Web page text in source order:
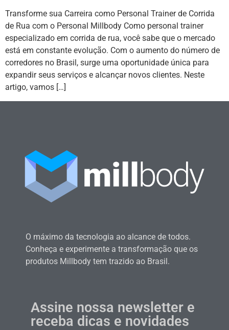
Transforme sua Carreira como Personal Trainer de Corrida
de Rua com o Personal Millbody Como personal trainer
especializado em corrida de rua, você sabe que o mercado
está em constante evolução. Com o aumento do número de
corredores no Brasil, surge uma oportunidade única para
expandir seus serviços e alcançar novos clientes. Neste
artigo, vamos […]
O máximo da tecnologia ao alcance de todos.
Conheça e experimente a transformação que os
produtos Millbody tem trazido ao Brasil.
Assine nossa newsletter e
receba dicas e novidades